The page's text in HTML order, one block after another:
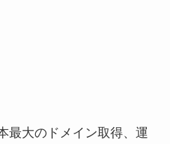
最大のドメイン取得、運